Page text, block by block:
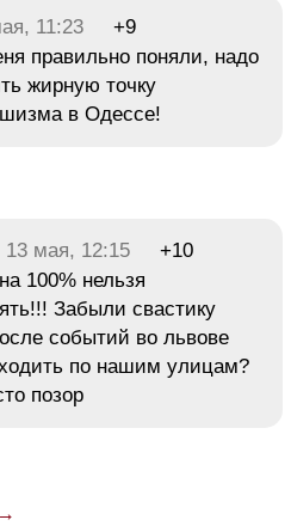
11:23
+9
правильно поняли, надо
жирную точку
в Одессе!
13 мая, 12:15
+10
100% нельзя
Забыли свастику
событий во львове
по нашим улицам?
позор